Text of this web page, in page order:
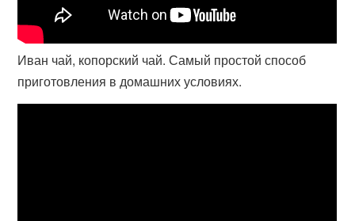
Иван чай, копорский чай. Самый простой способ
приготовления в домашних условиях.